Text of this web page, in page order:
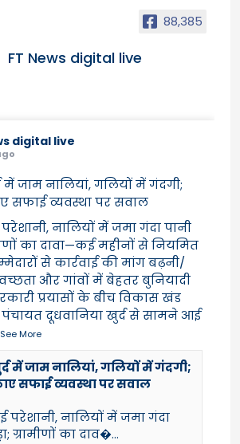
88,385
FT News digital live
digital live
में जाम नालियां, गलियों में गंदगी;
सफाई व्यवस्था पर सवाल
नालियों में जमा गंदा पानी
का दावा—कई महीनों से नियमित
से कार्रवाई की मांग बढ़नी/
और गांवों में बेहतर बुनियादी
प्रयासों के बीच विकास खंड
पंचायत दूधवानिया खुर्द से सामने आई
See More
में जाम नालियां, गलियों में गंदगी;
सफाई व्यवस्था पर सवाल
परेशानी, नालियों में जमा गंदा
ग्रामीणों का दाव�...